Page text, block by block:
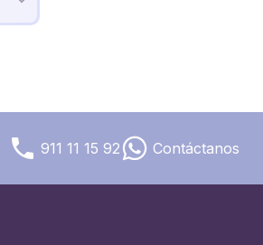
911 11 15 92 Contáctanos